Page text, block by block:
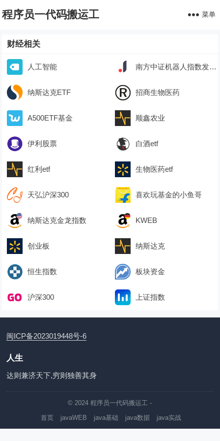
程序员一代码搬运工 菜单
财经相关
人工智能 南方中证机器人指数发起C(020608）
纳斯达克ETF 招商生物医药
A500ETF基金 顺鑫农业
伊利股票 白酒etf
红利etf 生物医药etf
天弘沪深300 喜欢玩基金的小鱼哥
纳斯达克金龙指数 KWEB
创业板 纳斯达克
恒生指数 板块资金
沪深300 上证指数
闽ICP备2023019448号-6
人生
达则兼济天下,穷则独善其身
© 2024程序员一代码搬运工 -
首页
javaWEB java基础 java数据 java实战